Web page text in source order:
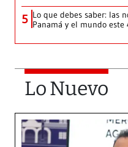
5 Lo que debes saber: las
Panamá y el mundo este
Lo Nuevo